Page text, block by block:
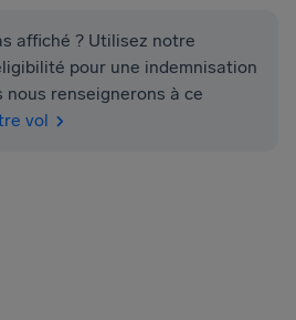
affiché ? Utilisez notre
pour une indemnisation
renseignerons à ce
vol